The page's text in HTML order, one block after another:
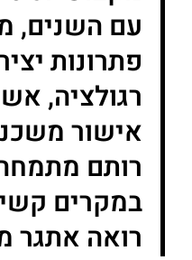
עם השנים,
פתרונות
רגולציה,
אישור
רותם
במקרים
רואה אתגר